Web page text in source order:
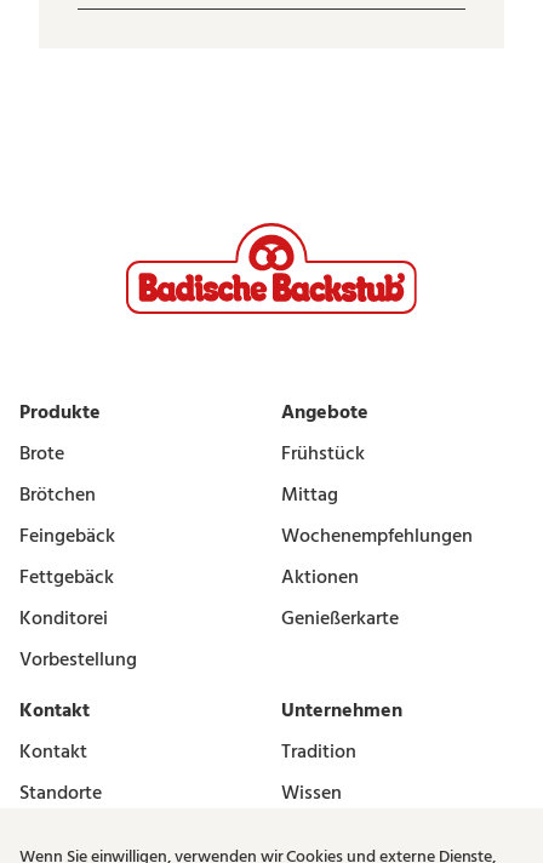
Produkte
Brote
Brötchen
Feingebäck
Fettgebäck
Konditorei
Vorbestellung
Angebote
Frühstück
Mittag
Wochenempfehlungen
Aktionen
Genießerkarte
Kontakt
Kontakt
Standorte
Unternehmen
Tradition
Wissen